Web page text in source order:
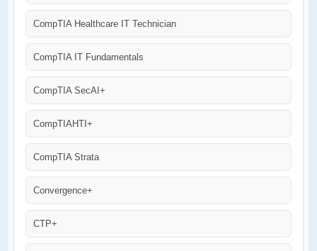
CompTIA Healthcare IT Technician
CompTIA IT Fundamentals
CompTIA SecAI+
CompTIAHTI+
CompTIA Strata
Convergence+
CTP+